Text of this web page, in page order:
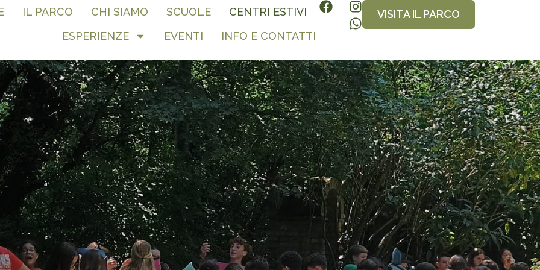
IL PARCO CHI SIAMO SCUOLE
CENTRI ESTIVI
ESPERIENZE
EVENTI INFO E CONTATTI
VISITA IL PARCO